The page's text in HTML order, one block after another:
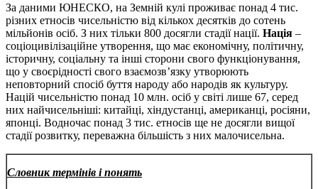
За даними ЮНЕСКО, на Земній кулі проживає понад 4 тис.
різних етносів чисельністю від кількох десятків до сотень
мільйонів осіб. З них тільки 800 досягли стадії нації. Нація –
соціоцивілізаційне утворення, що має економічну, політичну,
історичну, соціальну та інші сторони свого функціонування,
що у своєрідності свого взаємозв’язку утворюють
неповторний спосіб буття народу або народів як культуру.
Націй чисельністю понад 10 млн. осіб у світі лише 67, серед
них найчисельніші: китайці, хіндустанці, американці, росіяни,
японці. Водночас понад 3 тис. етносів ще не досягли вищої
стадії розвитку, переважна більшість з них малочисельна.
Словник термінів і понять